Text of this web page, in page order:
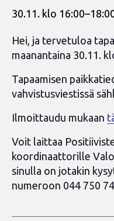
30.11. klo 16:00–
Hei, ja tervetuloa
maanantaina 30.11.
Tapaamisen
vahvistusviestissä
Ilmoittaudu mukaan
Voit laittaa
koordinaattorille
sinulla on jotakin
numeroon 044 750